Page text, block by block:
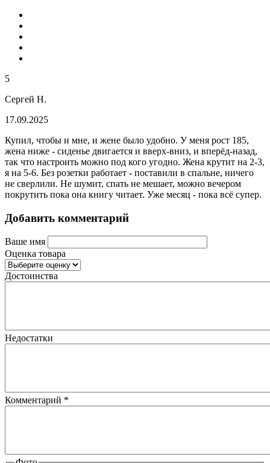
5
Сергей Н.
17.09.2025
Купил, чтобы и мне, и жене было удобно. У меня рост 185,
жена ниже - сиденье двигается и вверх-вниз, и вперёд-назад,
так что настроить можно под кого угодно. Жена крутит на 2-3,
я на 5-6. Без розетки работает - поставили в спальне, ничего
не сверлили. Не шумит, спать не мешает, можно вечером
покрутить пока она книгу читает. Уже месяц - пока всё супер.
Добавить комментарий
Ваше имя
Оценка товара
Достоинства
Недостатки
Комментарий *